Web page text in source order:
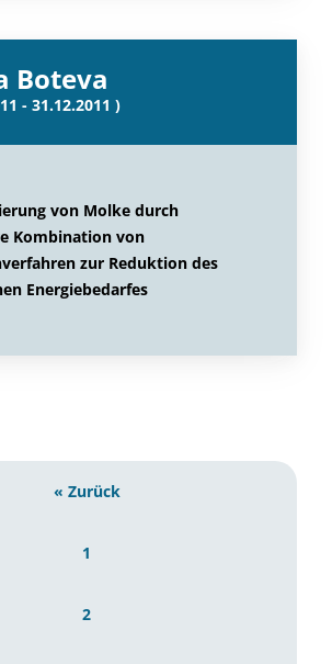
Boteva
- 31.12.2011 )
von Molke durch
Kombination von
zur Reduktion des
Energiebedarfes
« Zurück
1
2